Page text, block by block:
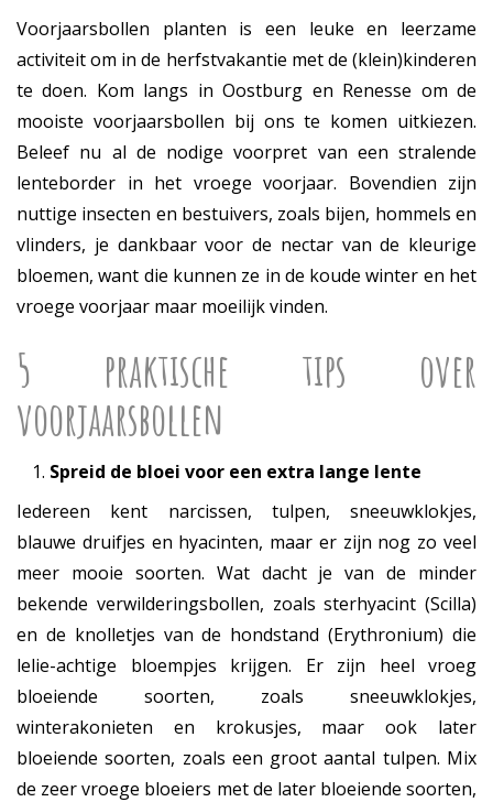
Voorjaarsbollen planten is een leuke en leerzame
activiteit om in de herfstvakantie met de (klein)kinderen
te doen. Kom langs in Oostburg en Renesse om de
mooiste voorjaarsbollen bij ons te komen uitkiezen.
Beleef nu al de nodige voorpret van een stralende
lenteborder in het vroege voorjaar. Bovendien zijn
nuttige insecten en bestuivers, zoals bijen, hommels en
vlinders, je dankbaar voor de nectar van de kleurige
bloemen, want die kunnen ze in de koude winter en het
vroege voorjaar maar moeilijk vinden.
5 praktische tips over
voorjaarsbollen
Spreid de bloei voor een extra lange lente
Iedereen kent narcissen, tulpen, sneeuwklokjes,
blauwe druifjes en hyacinten, maar er zijn nog zo veel
meer mooie soorten. Wat dacht je van de minder
bekende verwilderingsbollen, zoals sterhyacint (Scilla)
en de knolletjes van de hondstand (Erythronium) die
lelie-achtige bloempjes krijgen. Er zijn heel vroeg
bloeiende soorten, zoals sneeuwklokjes,
winterakonieten en krokusjes, maar ook later
bloeiende soorten, zoals een groot aantal tulpen. Mix
de zeer vroege bloeiers met de later bloeiende soorten,